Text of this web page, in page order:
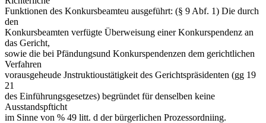
Funktionen des Konkursbeamteu ausgeführt: (§ 9 Abf. 1) Die durch
den
Konkursbeamten verfügte Überweisung einer Konkurspendenz an
das Gericht,
sowie die bei Pfändungsund Konkurspendenzen dem gerichtlichen
Verfahren
vorausgeheude Jnstruktioustätigkeit des Gerichtspräsidenten (gg 19
21
des Einführungsgesetzes) begründet für denselben keine
Ausstandspfticht
im Sinne von % 49 litt. d der bürgerlichen Prozessordniing.